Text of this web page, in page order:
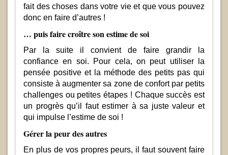
fait des choses dans votre vie et que vous pouvez
donc en faire d’autres !
… puis faire croître son estime de soi
Par la suite il convient de faire grandir la
confiance en soi. Pour cela, on peut utiliser la
pensée positive et la méthode des petits pas qui
consiste à augmenter sa zone de confort par petits
challenges ou petites étapes ! Chaque succès est
un progrès qu’il faut estimer à sa juste valeur et
qui impulse l’estime de soi !
Gérer la peur des autres
En plus de vos propres peurs, il faut souvent faire